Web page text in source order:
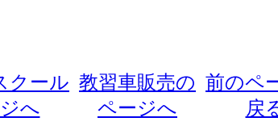
クール
へ
教習車販売の
ページへ
前のペ
戻